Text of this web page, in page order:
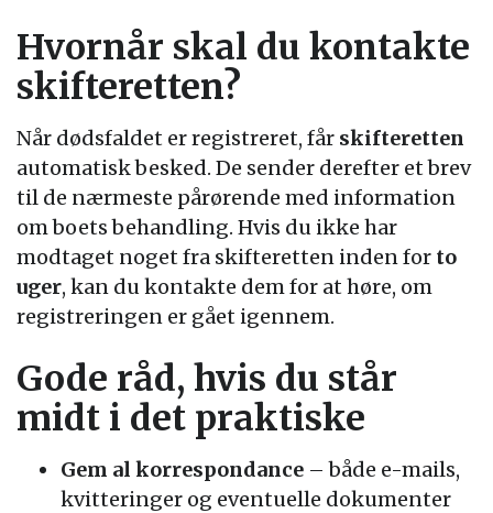
Hvornår skal du kontakte
skifteretten?
Når dødsfaldet er registreret, får skifteretten
automatisk besked. De sender derefter et brev
til de nærmeste pårørende med information
om boets behandling. Hvis du ikke har
modtaget noget fra skifteretten inden for to
uger, kan du kontakte dem for at høre, om
registreringen er gået igennem.
Gode råd, hvis du står
midt i det praktiske
Gem al korrespondance – både e-mails,
kvitteringer og eventuelle dokumenter